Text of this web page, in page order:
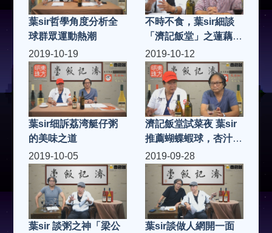
葉sir哲學角度分析全
球群眾運動熱潮
不時不食，葉sir細談
「濟記飯堂」之蓮藕花
生炆豬手
2019-10-19
葉sir细訴荔湾艇仔粥
的美味之道
2019-10-12
濟記飯堂試菜夜 葉sir
推薦蝴蝶蝦球，杏汁豬
肺湯
2019-10-05
葉sir 談粥之神「梁公
2019-09-28
葉sir談做人網開一面